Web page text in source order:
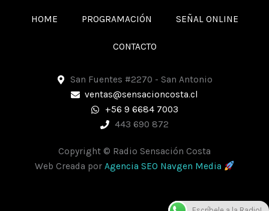
e
k
t
g
a
m
t
p
HOME PROGRAMACIÓN SEÑAL ONLINE
CONTACTO
San Fuentes #2270 - San Antonio
ventas@sensacioncosta.cl
+56 9 6684 7003
443 690 872
Copyright © Radio Sensación Costa
Web Creada por Agencia SEO Navgen Media